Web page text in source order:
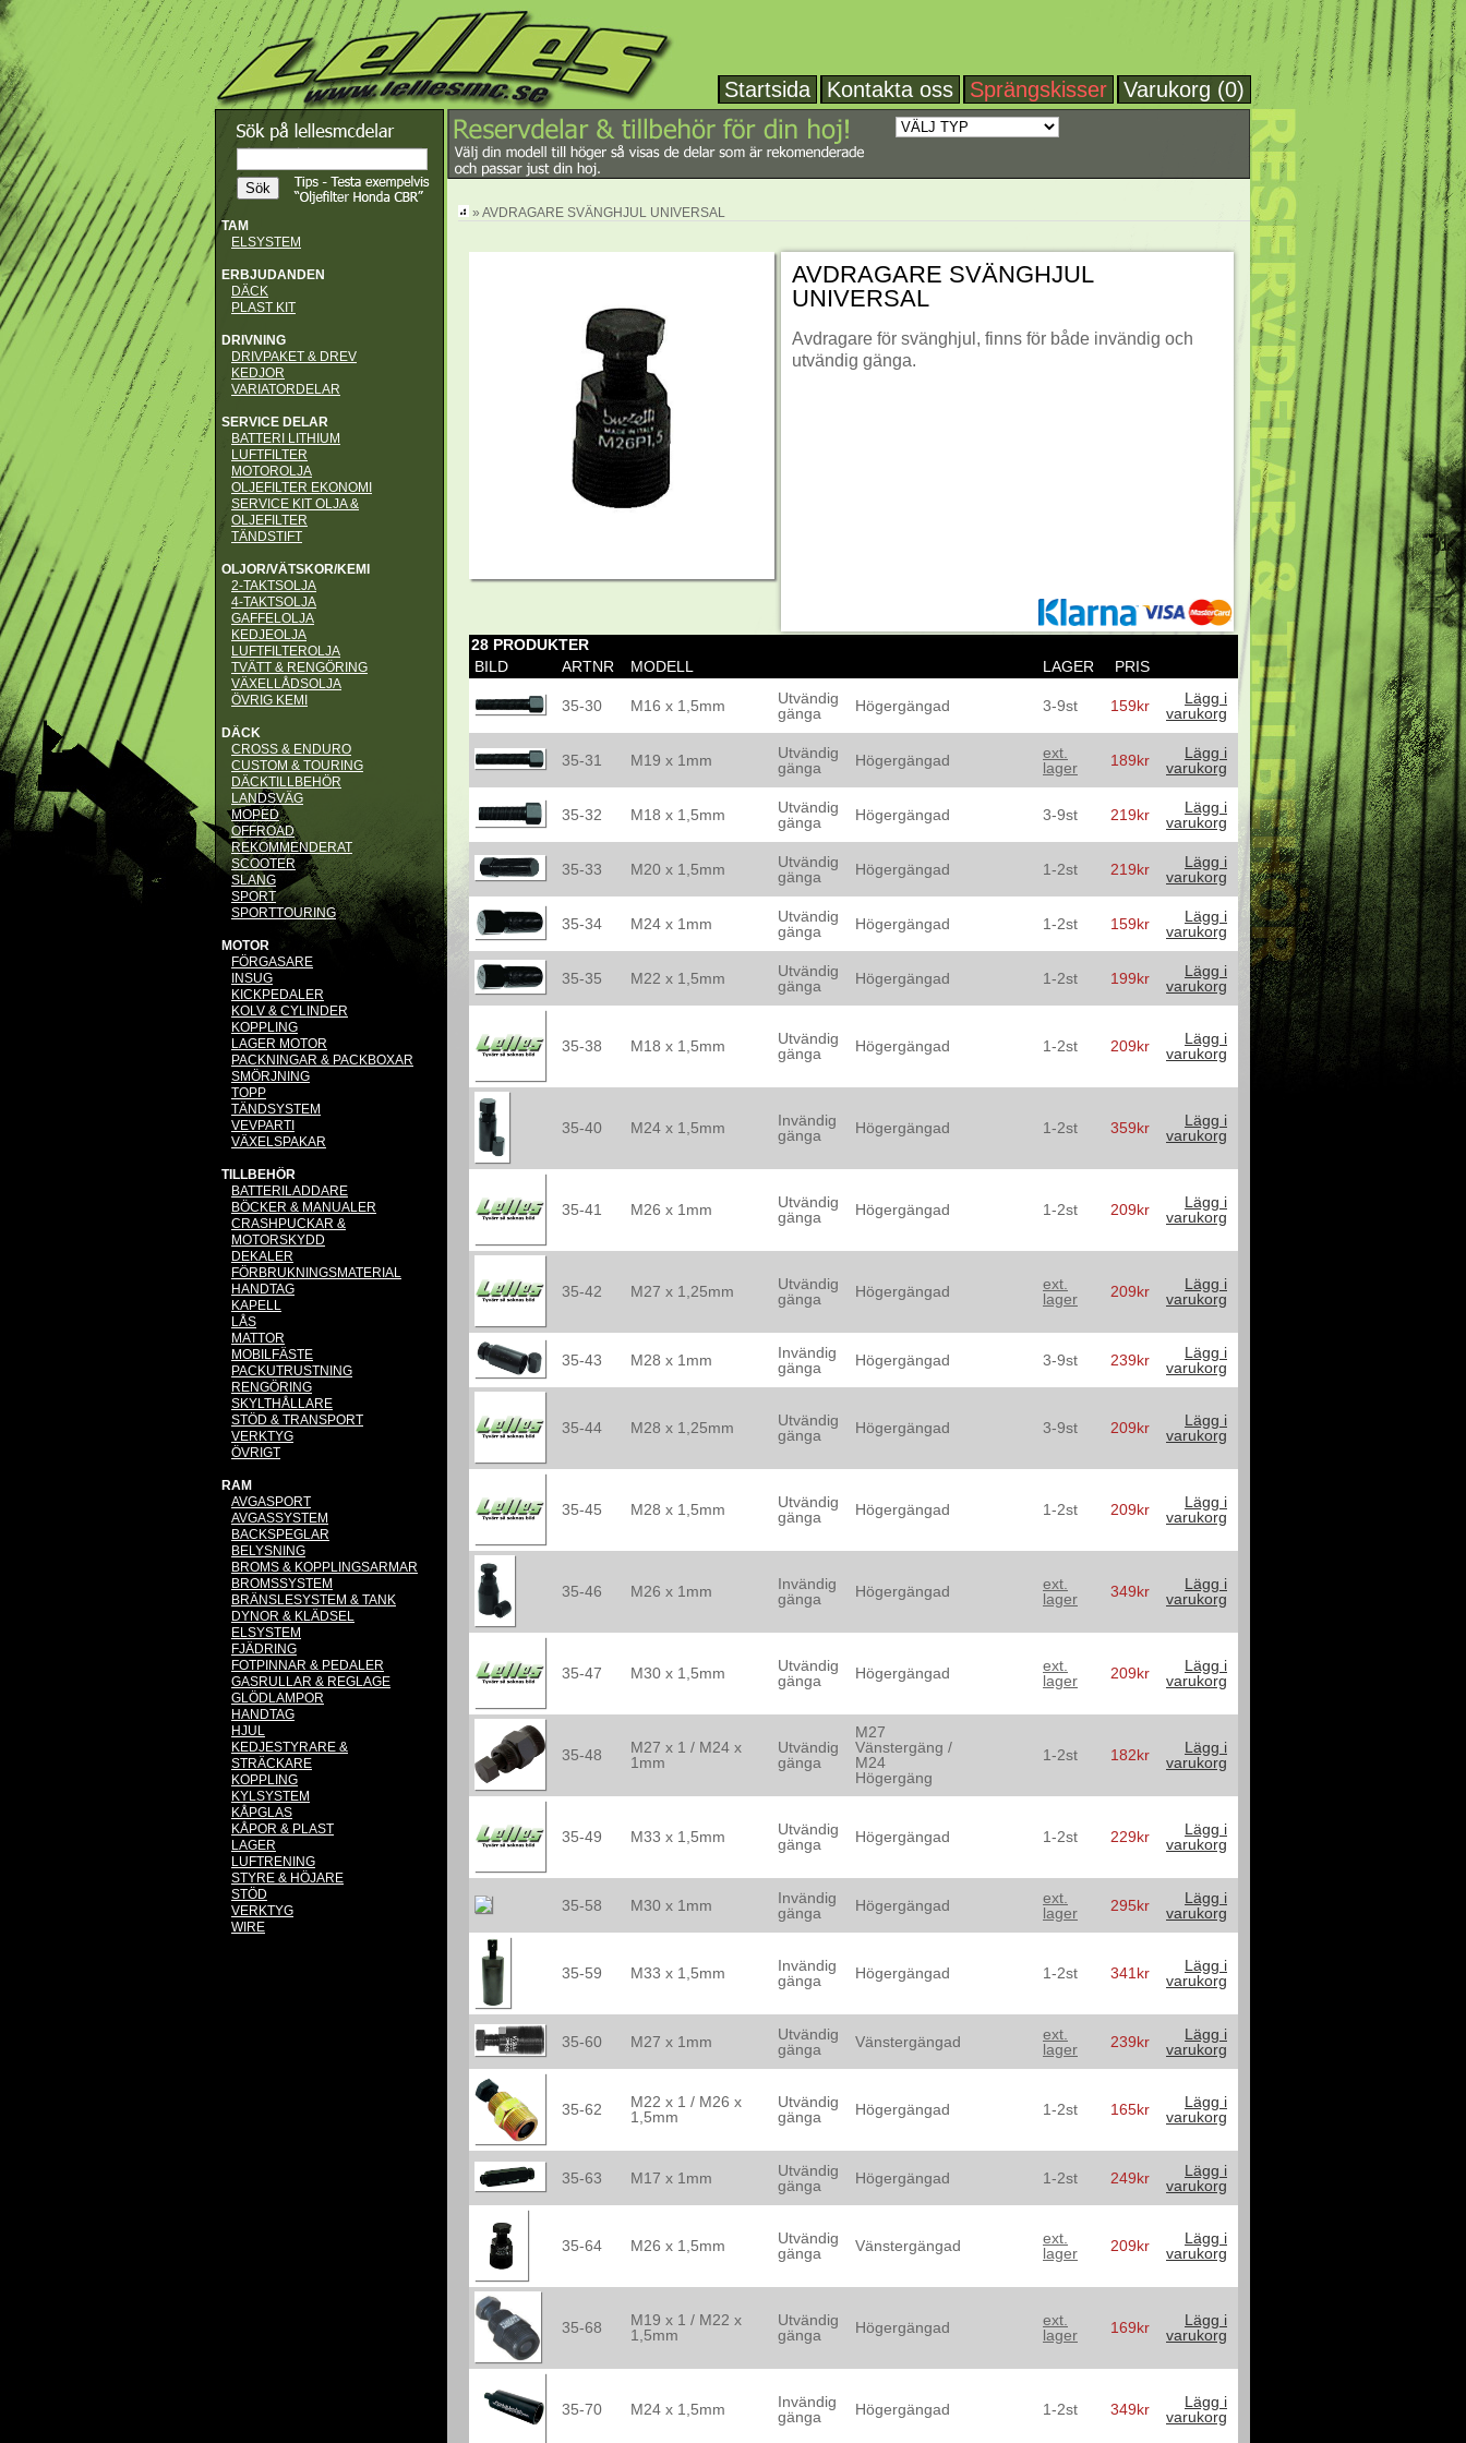
Startsida Kontakta oss Sprängskisser Varukorg (0)
TAM
ELSYSTEM
ERBJUDANDEN
DÄCK
PLAST KIT
DRIVNING
DRIVPAKET & DREV
KEDJOR
VARIATORDELAR
SERVICE DELAR
BATTERI LITHIUM
LUFTFILTER
MOTOROLJA
OLJEFILTER EKONOMI
SERVICE KIT OLJA &
OLJEFILTER
TÄNDSTIFT
OLJOR/VÄTSKOR/KEMI
2-TAKTSOLJA
4-TAKTSOLJA
GAFFELOLJA
KEDJEOLJA
LUFTFILTEROLJA
TVÄTT & RENGÖRING
VÄXELLÅDSOLJA
ÖVRIG KEMI
DÄCK
CROSS & ENDURO
CUSTOM & TOURING
DÄCKTILLBEHÖR
LANDSVÄG
MOPED
OFFROAD
REKOMMENDERAT
SCOOTER
SLANG
SPORT
SPORTTOURING
MOTOR
FÖRGASARE
INSUG
KICKPEDALER
KOLV & CYLINDER
KOPPLING
LAGER MOTOR
PACKNINGAR & PACKBOXAR
SMÖRJNING
TOPP
TÄNDSYSTEM
VEVPARTI
VÄXELSPAKAR
TILLBEHÖR
BATTERILADDARE
BÖCKER & MANUALER
CRASHPUCKAR &
MOTORSKYDD
DEKALER
FÖRBRUKNINGSMATERIAL
HANDTAG
KAPELL
LÅS
MATTOR
MOBILFÄSTE
PACKUTRUSTNING
RENGÖRING
SKYLTHÅLLARE
STÖD & TRANSPORT
VERKTYG
ÖVRIGT
RAM
AVGASPORT
AVGASSYSTEM
BACKSPEGLAR
BELYSNING
BROMS & KOPPLINGSARMAR
BROMSSYSTEM
BRÄNSLESYSTEM & TANK
DYNOR & KLÄDSEL
ELSYSTEM
FJÄDRING
FOTPINNAR & PEDALER
GASRULLAR & REGLAGE
GLÖDLAMPOR
HANDTAG
HJUL
KEDJESTYRARE &
STRÄCKARE
KOPPLING
KYLSYSTEM
KÅPGLAS
KÅPOR & PLAST
LAGER
LUFTRENING
STYRE & HÖJARE
STÖD
VERKTYG
WIRE
» AVDRAGARE SVÄNGHJUL UNIVERSAL
AVDRAGARE SVÄNGHJUL
UNIVERSAL
Avdragare för svänghjul, finns för både invändig och
utvändig gänga.
28 PRODUKTER
BILD
ARTNR MODELL LAGER PRIS
35-30 M16 x 1,5mm
Utvändig
gänga
Högergängad 3-9st 159kr
Lägg i
varukorg
35-31 M19 x 1mm
Utvändig
gänga
Högergängad
ext.
lager
189kr
Lägg i
varukorg
35-32 M18 x 1,5mm
Utvändig
gänga
Högergängad 3-9st 219kr
Lägg i
varukorg
35-33 M20 x 1,5mm
Utvändig
gänga
Högergängad 1-2st 219kr
Lägg i
varukorg
35-34 M24 x 1mm
Utvändig
gänga
Högergängad 1-2st 159kr
Lägg i
varukorg
35-35 M22 x 1,5mm
Utvändig
gänga
Högergängad 1-2st 199kr
Lägg i
varukorg
35-38 M18 x 1,5mm
Utvändig
gänga
Högergängad 1-2st 209kr
Lägg i
varukorg
35-40 M24 x 1,5mm
Invändig
gänga
Högergängad 1-2st 359kr
Lägg i
varukorg
35-41 M26 x 1mm
Utvändig
gänga
Högergängad 1-2st 209kr
Lägg i
varukorg
35-42 M27 x 1,25mm
Utvändig
gänga
Högergängad
ext.
lager
209kr
Lägg i
varukorg
35-43 M28 x 1mm
Invändig
gänga
Högergängad 3-9st 239kr
Lägg i
varukorg
35-44 M28 x 1,25mm
Utvändig
gänga
Högergängad 3-9st 209kr
Lägg i
varukorg
35-45 M28 x 1,5mm
Utvändig
gänga
Högergängad 1-2st 209kr
Lägg i
varukorg
35-46 M26 x 1mm
Invändig
gänga
Högergängad
ext.
lager
349kr
Lägg i
varukorg
35-47 M30 x 1,5mm
Utvändig
gänga
Högergängad
ext.
lager
209kr
Lägg i
varukorg
35-48
M27 x 1 / M24 x
1mm
Utvändig
gänga
M27
Vänstergäng /
M24
Högergäng
1-2st 182kr
Lägg i
varukorg
35-49 M33 x 1,5mm
Utvändig
gänga
Högergängad 1-2st 229kr
Lägg i
varukorg
35-58 M30 x 1mm
Invändig
gänga
Högergängad
ext.
lager
295kr
Lägg i
varukorg
35-59 M33 x 1,5mm
Invändig
gänga
Högergängad 1-2st 341kr
Lägg i
varukorg
35-60 M27 x 1mm
Utvändig
gänga
Vänstergängad
ext.
lager
239kr
Lägg i
varukorg
35-62
M22 x 1 / M26 x
1,5mm
Utvändig
gänga
Högergängad 1-2st 165kr
Lägg i
varukorg
35-63 M17 x 1mm
Utvändig
gänga
Högergängad 1-2st 249kr
Lägg i
varukorg
35-64 M26 x 1,5mm
Utvändig
gänga
Vänstergängad
ext.
lager
209kr
Lägg i
varukorg
35-68
M19 x 1 / M22 x
1,5mm
Utvändig
gänga
Högergängad
ext.
lager
169kr
Lägg i
varukorg
35-70 M24 x 1,5mm
Invändig
gänga
Högergängad 1-2st 349kr
Lägg i
varukorg